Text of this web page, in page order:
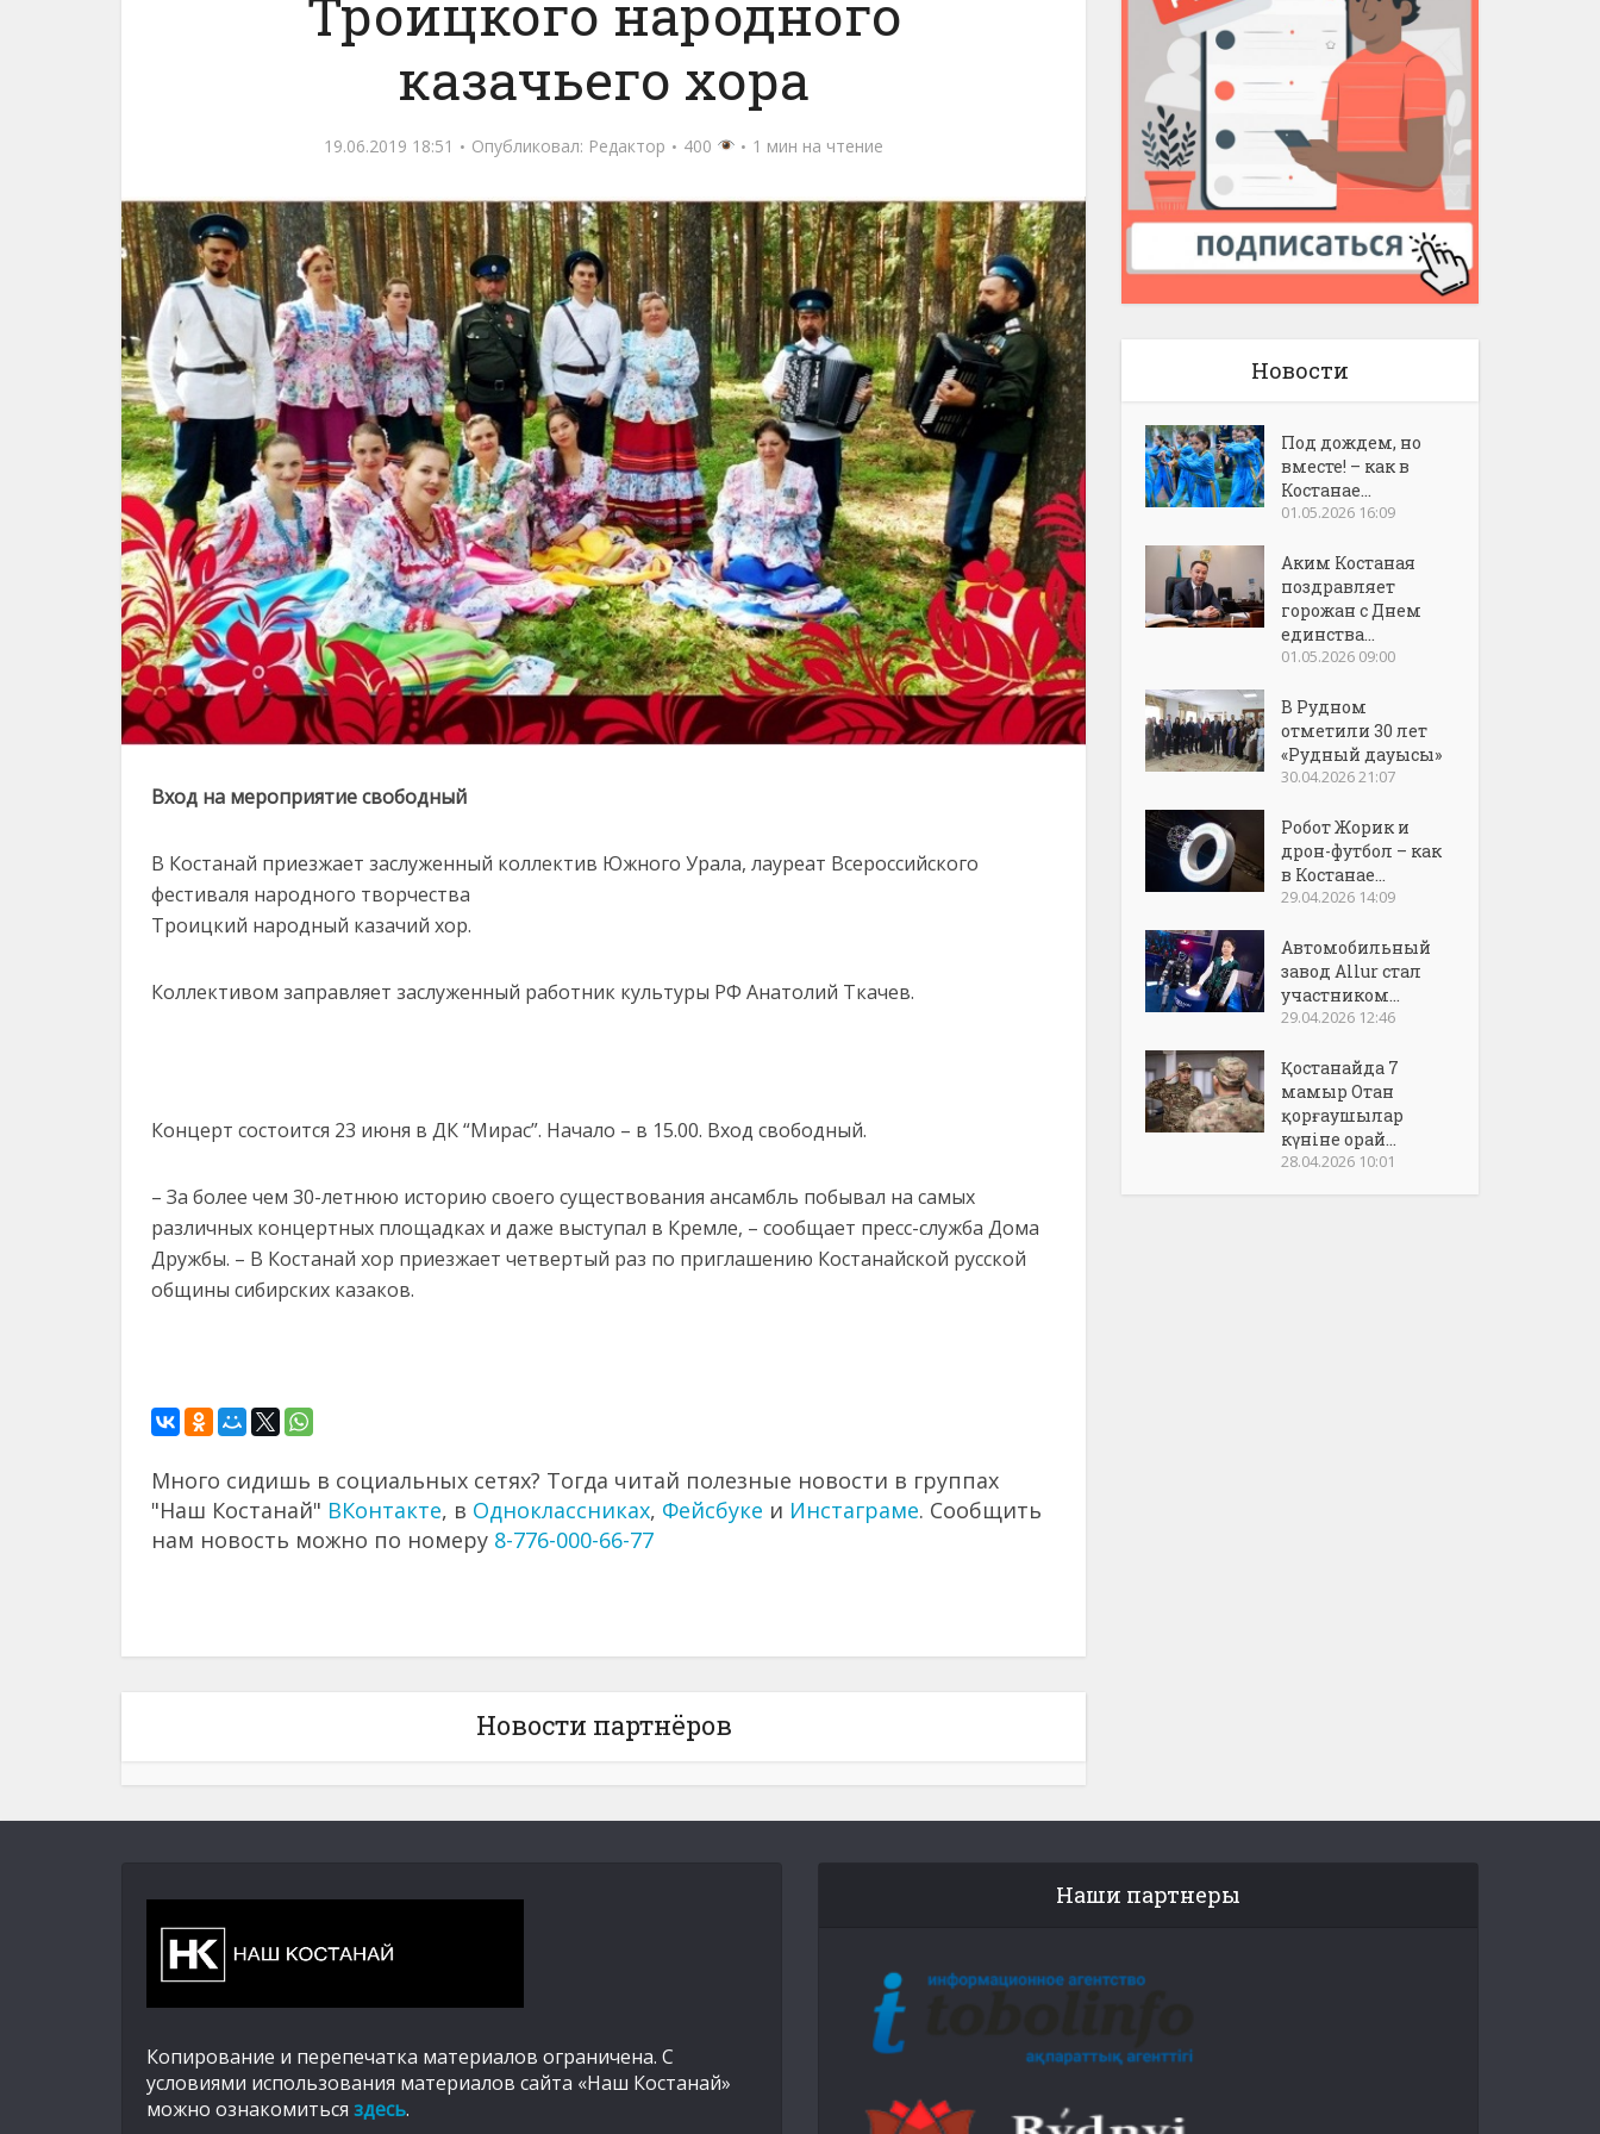
Троицкого народного
казачьего хора
19.06.2019 18:51 Опубликовал: Редактор 400 1 мин на чтение
Вход на мероприятие свободный
В Костанай приезжает заслуженный коллектив Южного Урала, лауреат Всероссийского
фестиваля народного творчества
Троицкий народный казачий хор.
Коллективом заправляет заслуженный работник культуры РФ Анатолий Ткачев.
Концерт состоится 23 июня в ДК “Мирас”. Начало – в 15.00. Вход свободный.
– За более чем 30-летнюю историю своего существования ансамбль побывал на самых
различных концертных площадках и даже выступал в Кремле, – сообщает пресс-служба Дома
Дружбы. – В Костанай хор приезжает четвертый раз по приглашению Костанайской русской
общины сибирских казаков.
Много сидишь в социальных сетях? Тогда читай полезные новости в группах
"Наш Костанай" ВКонтакте, в Одноклассниках, Фейсбуке и Инстаграме. Сообщить
нам новость можно по номеру 8-776-000-66-77
Новости партнёров
Новости
Под дождем, но
вместе! – как в
Костанае...
01.05.2026 16:09
Аким Костаная
поздравляет
горожан с Днем
единства...
01.05.2026 09:00
В Рудном
отметили 30 лет
«Рудный дауысы»
30.04.2026 21:07
Робот Жорик и
дрон-футбол – как
в Костанае...
29.04.2026 14:09
Автомобильный
завод Allur стал
участником...
29.04.2026 12:46
Қостанайда 7
мамыр Отан
қорғаушылар
күніне орай...
28.04.2026 10:01
Копирование и перепечатка материалов ограничена. С
условиями использования материалов сайта «Наш Костанай»
можно ознакомиться здесь.
Наши партнеры